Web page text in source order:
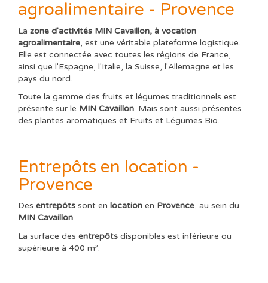
agroalimentaire - Provence
La zone d'activités MIN Cavaillon, à vocation
agroalimentaire, est une véritable plateforme logistique.
Elle est connectée avec toutes les régions de France,
ainsi que l'Espagne, l'Italie, la Suisse, l'Allemagne et les
pays du nord.
Toute la gamme des fruits et légumes traditionnels est
présente sur le MIN Cavaillon. Mais sont aussi présentes
des plantes aromatiques et Fruits et Légumes Bio.
Entrepôts en location -
Provence
Des entrepôts sont en location en Provence, au sein du
MIN Cavaillon.
La surface des entrepôts disponibles est inférieure ou
supérieure à 400 m².